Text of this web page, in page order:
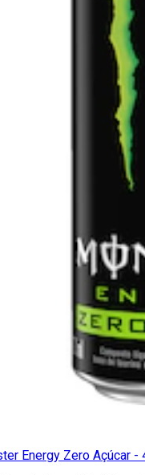
Energy Zero Açúcar -